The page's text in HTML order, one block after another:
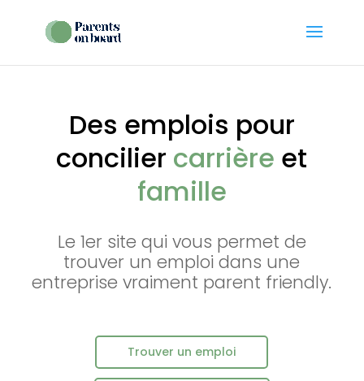
Des emplois pour
concilier carrière et
famille
Le 1er site qui vous permet de
trouver un emploi dans une
entreprise vraiment parent friendly.
Trouver un emploi